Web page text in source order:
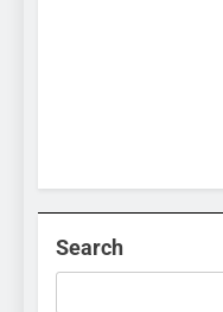
Search